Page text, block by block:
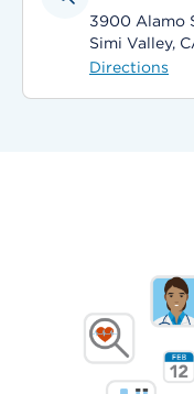
3900 Alamo
Simi Valley,
Directions